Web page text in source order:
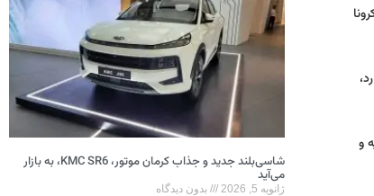
و
شاسی‌بلند جدید و جذاب کرمان موتور، KMC SR6، به بازار
می‌آید
ژانویه 5, 2026 بدون دیدگاه